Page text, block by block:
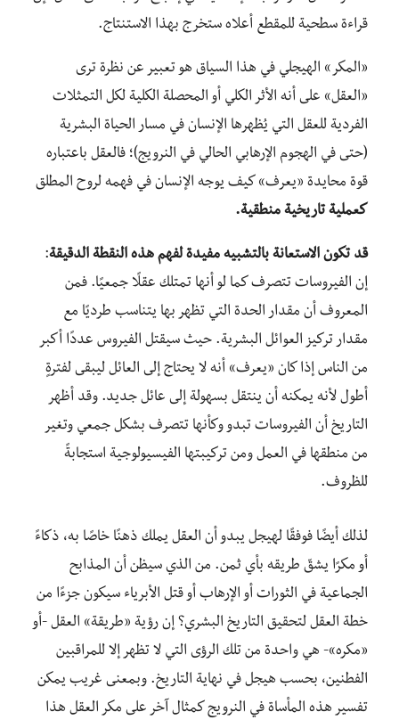
قراءة سطحية للمقطع أعلاه ستخرج بهذا الاستنتاج.
«المكر» الهيجلي في هذا السياق هو تعبير عن نظرة ترى
«العقل» على أنه الأثر الكلي أو المحصلة الكلية لكل التمثلات
الفردية للعقل التي يُظهرها الإنسان في مسار الحياة البشرية
(حتى في الهجوم الإرهابي الحالي في النرويج)؛ فالعقل باعتباره
قوة محايدة «يعرف» كيف يوجه الإنسان في فهمه لروح المطلق
كعملية تاريخية منطقية.
قد تكون الاستعانة بالتشبيه مفيدة لفهم هذه النقطة الدقيقة:
إن الفيروسات تتصرف كما لو أنها تمتلك عقلًا جمعيًا. فمن
المعروف أن مقدار الحدة التي تظهر بها يتناسب طرديًا مع
مقدار تركيز العوائل البشرية. حيث سيقتل الفيروس عددًا أكبر
من الناس إذا كان «يعرف» أنه لا يحتاج إلى العائل ليبقى لفترةٍ
أطول لأنه يمكنه أن ينتقل بسهولة إلى عائل جديد. وقد أظهر
التاريخ أن الفيروسات تبدو وكأنها تتصرف بشكل جمعي وتغير
من منطقها في العمل ومن تركيبتها الفيسيولوجية استجابةً
للظروف.
لذلك أيضًا فوفقًا لهيجل يبدو أن العقل يملك ذهنًا خاصًا به، ذكاءً
أو مكرًا يشقّ طريقه بأي ثمن. من الذي سيظن أن المذابح
الجماعية في الثورات أو الإرهاب أو قتل الأبرياء سيكون جزءًا من
خطة العقل لتحقيق التاريخ البشري؟ إن رؤية «طريقة» العقل -أو
«مكره»- هي واحدة من تلك الرؤى التي لا تظهر إلا للمراقبين
الفطنين، بحسب هيجل في نهاية التاريخ. وبمعنى غريب يمكن
تفسير هذه المأساة في النرويج كمثال آخر على مكر العقل هذا